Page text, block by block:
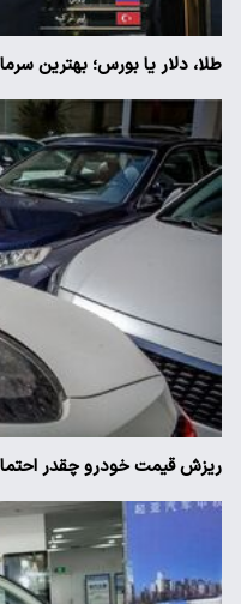
طلا، دلار یا بورس؛ بهترین
ریزش قیمت خودرو چقدر